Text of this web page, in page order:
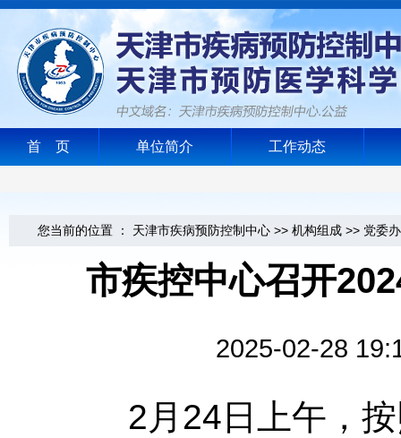
首 页 单位简介 工作动态
您当前的位置 ： 天津市疾病预防控制中心 >> 机构组成 >> 党委
市疾控中心召开
2025-02-28
2月24日上午，按